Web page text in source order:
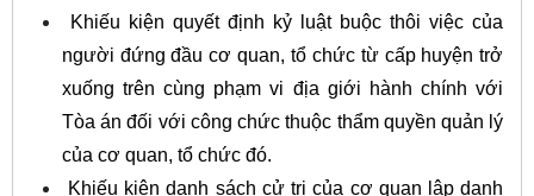
Khiếu kiện quyết định kỷ luật buộc thôi việc của
người đứng đầu cơ quan, tổ chức từ cấp huyện trở
xuống trên cùng phạm vi địa giới hành chính với
Tòa án đối với công chức thuộc thẩm quyền quản lý
của cơ quan, tổ chức đó.
Khiếu kiện danh sách cử tri của cơ quan lập danh